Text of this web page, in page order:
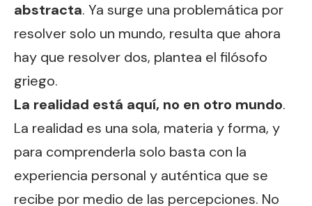
abstracta. Ya surge una problemática por
resolver solo un mundo, resulta que ahora
hay que resolver dos, plantea el filósofo
griego.
La realidad está aquí, no en otro mundo.
La realidad es una sola, materia y forma, y
para comprenderla solo basta con la
experiencia personal y auténtica que se
recibe por medio de las percepciones. No